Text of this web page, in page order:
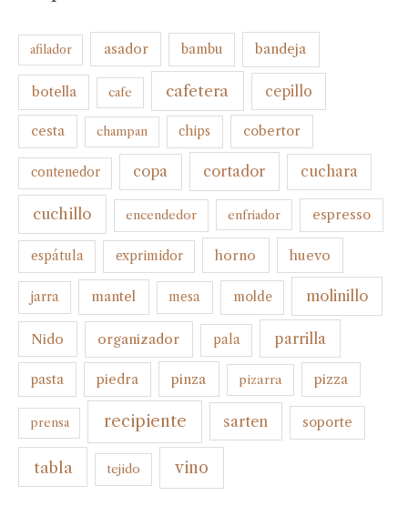
afilador asador bambu bandeja
botella cafe cafetera cepillo
cesta champan chips cobertor
contenedor copa cortador cuchara
cuchillo encendedor enfriador espresso
espátula exprimidor horno huevo
jarra mantel mesa molde molinillo
Nido organizador pala parrilla
pasta piedra pinza pizarra pizza
prensa recipiente sarten soporte
tabla tejido vino